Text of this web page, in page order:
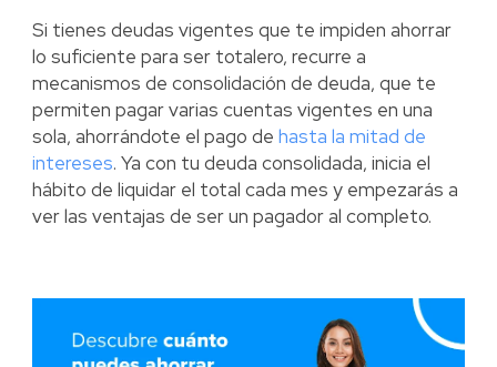
Si tienes deudas vigentes que te impiden ahorrar
lo suficiente para ser totalero, recurre a
mecanismos de consolidación de deuda, que te
permiten pagar varias cuentas vigentes en una
sola, ahorrándote el pago de hasta la mitad de
intereses. Ya con tu deuda consolidada, inicia el
hábito de liquidar el total cada mes y empezarás a
ver las ventajas de ser un pagador al completo.